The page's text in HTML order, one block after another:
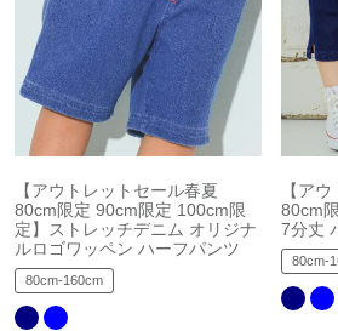
【アウトレットセール春夏
80cm限定 90cm限定 100cm限
定】ストレッチデニム オリジナ
ルロゴワッペン ハーフパンツ
80cm-160cm
【ア
80cm
7分丈
80cm-